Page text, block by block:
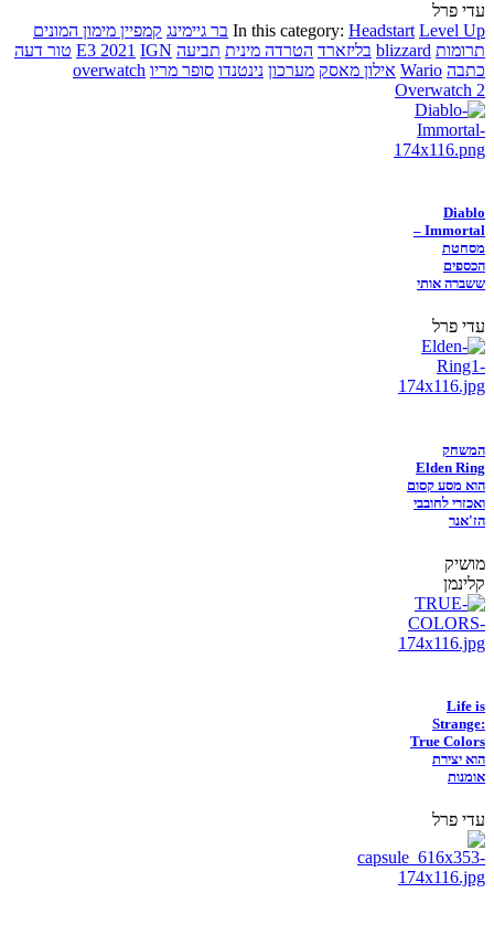
עדי פרל
In this category: Headstart Level Up בר גיימינג קמפיין מימון המונים
תרומות blizzard בליזארד הטרדה מינית תביעה E3 2021 IGN
טור דעה
כתבה Wario אילון מאסק מערכון נינטנדו סופר מריו overwatch
Overwatch 2
Diablo
Immortal –
מסחטת
הכספים
ששברה אותי
עדי פרל
המשחק
Elden Ring
הוא מסע קסום
ואכזרי לחובבי
הז'אנר
מושיק
קלינמן
Life is
Strange:
True Colors
הוא יצירת
אומנות
עדי פרל